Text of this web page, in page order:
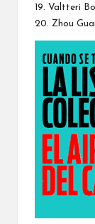
19. Valtteri
20. Zhou